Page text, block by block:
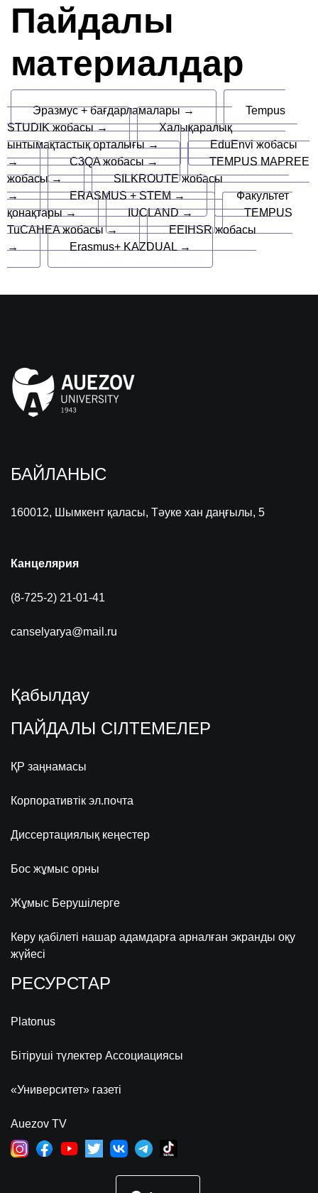
Пайдалы
материалдар
Эразмус + бағдарламалары →
Tempus
STUDIK жобасы →
Халықаралық
ынтымақтастық орталығы →
EduEnvi жобасы
→
C3QA жобасы →
TEMPUS MAPREE
жобасы →
SILKROUTE жобасы
→
ERASMUS + STEM →
Факультет
қонақтары →
IUCLAND →
TEMPUS
TuCAHEA жобасы →
EEIHSR жобасы
→
Erasmus+ KAZDUAL →
БАЙЛАНЫС
160012, Шымкент қаласы, Тәуке хан даңғылы, 5
Канцелярия
(8-725-2) 21-01-41
canselyarya@mail.ru
Қабылдау
ПАЙДАЛЫ СІЛТЕМЕЛЕР
ҚР заңнамасы
Корпоративтік эл.почта
Диссертациялық кеңестер
Бос жұмыс орны
Жұмыс Берушілерге
Көру қабілеті нашар адамдарға арналған экранды оқу
жүйесі
РЕСУРСТАР
Platonus
Бітіруші түлектер Ассоциациясы
«Университет» газеті
Auezov TV